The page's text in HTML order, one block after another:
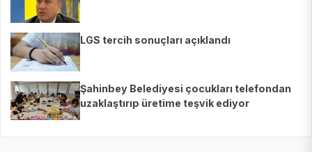
LGS tercih sonuçları açıklandı
Şahinbey Belediyesi çocukları telefondan
uzaklaştırıp üretime teşvik ediyor